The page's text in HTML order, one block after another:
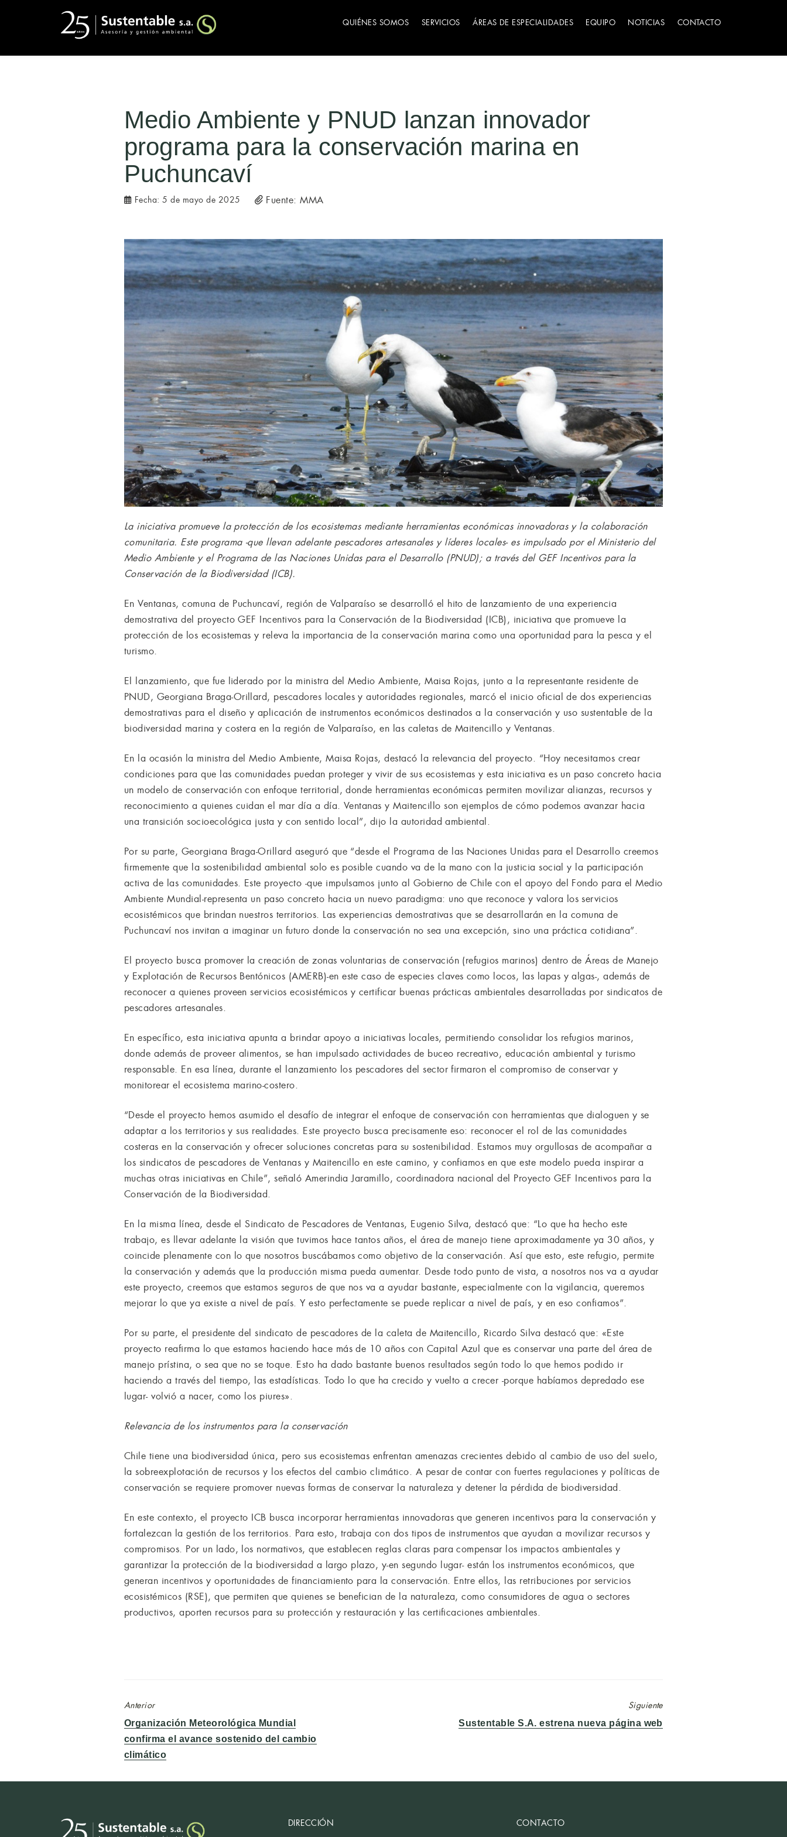
QUIÉNES SOMOS SERVICIOS ÁREAS DE ESPECIALIDADES EQUIPO NOTICIAS CONTACTO
Medio Ambiente y PNUD lanzan innovador
programa para la conservación marina en
Puchuncaví
Fecha:5 de mayo de 2025 Fuente: MMA
La iniciativa promueve la protección de los ecosistemas mediante herramientas económicas innovadoras y la colaboración
comunitaria. Este programa -que llevan adelante pescadores artesanales y líderes locales- es impulsado por el Ministerio del
Medio Ambiente y el Programa de las Naciones Unidas para el Desarrollo (PNUD); a través del GEF Incentivos para la
Conservación de la Biodiversidad (ICB).
En Ventanas, comuna de Puchuncaví, región de Valparaíso se desarrolló el hito de lanzamiento de una experiencia
demostrativa del proyecto GEF Incentivos para la Conservación de la Biodiversidad (ICB), iniciativa que promueve la
protección de los ecosistemas y releva la importancia de la conservación marina como una oportunidad para la pesca y el
turismo.
El lanzamiento, que fue liderado por la ministra del Medio Ambiente, Maisa Rojas, junto a la representante residente de
PNUD, Georgiana Braga-Orillard, pescadores locales y autoridades regionales, marcó el inicio oficial de dos experiencias
demostrativas para el diseño y aplicación de instrumentos económicos destinados a la conservación y uso sustentable de la
biodiversidad marina y costera en la región de Valparaíso, en las caletas de Maitencillo y Ventanas.
En la ocasión la ministra del Medio Ambiente, Maisa Rojas, destacó la relevancia del proyecto. “Hoy necesitamos crear
condiciones para que las comunidades puedan proteger y vivir de sus ecosistemas y esta iniciativa es un paso concreto hacia
un modelo de conservación con enfoque territorial, donde herramientas económicas permiten movilizar alianzas, recursos y
reconocimiento a quienes cuidan el mar día a día. Ventanas y Maitencillo son ejemplos de cómo podemos avanzar hacia
una transición socioecológica justa y con sentido local”, dijo la autoridad ambiental.
Por su parte, Georgiana Braga-Orillard aseguró que “desde el Programa de las Naciones Unidas para el Desarrollo creemos
firmemente que la sostenibilidad ambiental solo es posible cuando va de la mano con la justicia social y la participación
activa de las comunidades. Este proyecto -que impulsamos junto al Gobierno de Chile con el apoyo del Fondo para el Medio
Ambiente Mundial-representa un paso concreto hacia un nuevo paradigma: uno que reconoce y valora los servicios
ecosistémicos que brindan nuestros territorios. Las experiencias demostrativas que se desarrollarán en la comuna de
Puchuncaví nos invitan a imaginar un futuro donde la conservación no sea una excepción, sino una práctica cotidiana”.
El proyecto busca promover la creación de zonas voluntarias de conservación (refugios marinos) dentro de Áreas de Manejo
y Explotación de Recursos Bentónicos (AMERB)-en este caso de especies claves como locos, las lapas y algas-, además de
reconocer a quienes proveen servicios ecosistémicos y certificar buenas prácticas ambientales desarrolladas por sindicatos de
pescadores artesanales.
En específico, esta iniciativa apunta a brindar apoyo a iniciativas locales, permitiendo consolidar los refugios marinos,
donde además de proveer alimentos, se han impulsado actividades de buceo recreativo, educación ambiental y turismo
responsable. En esa línea, durante el lanzamiento los pescadores del sector firmaron el compromiso de conservar y
monitorear el ecosistema marino-costero.
“Desde el proyecto hemos asumido el desafío de integrar el enfoque de conservación con herramientas que dialoguen y se
adaptar a los territorios y sus realidades. Este proyecto busca precisamente eso: reconocer el rol de las comunidades
costeras en la conservación y ofrecer soluciones concretas para su sostenibilidad. Estamos muy orgullosas de acompañar a
los sindicatos de pescadores de Ventanas y Maitencillo en este camino, y confiamos en que este modelo pueda inspirar a
muchas otras iniciativas en Chile”, señaló Amerindia Jaramillo, coordinadora nacional del Proyecto GEF Incentivos para la
Conservación de la Biodiversidad.
En la misma línea, desde el Sindicato de Pescadores de Ventanas, Eugenio Silva, destacó que: “Lo que ha hecho este
trabajo, es llevar adelante la visión que tuvimos hace tantos años, el área de manejo tiene aproximadamente ya 30 años, y
coincide plenamente con lo que nosotros buscábamos como objetivo de la conservación. Así que esto, este refugio, permite
la conservación y además que la producción misma pueda aumentar. Desde todo punto de vista, a nosotros nos va a ayudar
este proyecto, creemos que estamos seguros de que nos va a ayudar bastante, especialmente con la vigilancia, queremos
mejorar lo que ya existe a nivel de país. Y esto perfectamente se puede replicar a nivel de país, y en eso confiamos”.
Por su parte, el presidente del sindicato de pescadores de la caleta de Maitencillo, Ricardo Silva destacó que: «Este
proyecto reafirma lo que estamos haciendo hace más de 10 años con Capital Azul que es conservar una parte del área de
manejo prístina, o sea que no se toque. Esto ha dado bastante buenos resultados según todo lo que hemos podido ir
haciendo a través del tiempo, las estadísticas. Todo lo que ha crecido y vuelto a crecer -porque habíamos depredado ese
lugar- volvió a nacer, como los piures».
Relevancia de los instrumentos para la conservación
Chile tiene una biodiversidad única, pero sus ecosistemas enfrentan amenazas crecientes debido al cambio de uso del suelo,
la sobreexplotación de recursos y los efectos del cambio climático. A pesar de contar con fuertes regulaciones y políticas de
conservación se requiere promover nuevas formas de conservar la naturaleza y detener la pérdida de biodiversidad.
En este contexto, el proyecto ICB busca incorporar herramientas innovadoras que generen incentivos para la conservación y
fortalezcan la gestión de los territorios. Para esto, trabaja con dos tipos de instrumentos que ayudan a movilizar recursos y
compromisos. Por un lado, los normativos, que establecen reglas claras para compensar los impactos ambientales y
garantizar la protección de la biodiversidad a largo plazo, y-en segundo lugar- están los instrumentos económicos, que
generan incentivos y oportunidades de financiamiento para la conservación. Entre ellos, las retribuciones por servicios
ecosistémicos (RSE), que permiten que quienes se benefician de la naturaleza, como consumidores de agua o sectores
productivos, aporten recursos para su protección y restauración y las certificaciones ambientales.
Anterior
Entrada
anterior:
Organización Meteorológica Mundial
confirma el avance sostenido del cambio
climático
Siguiente
Entrada
Sustentable S.A. estrena nueva página web
DIRECCIÓN CONTACTO